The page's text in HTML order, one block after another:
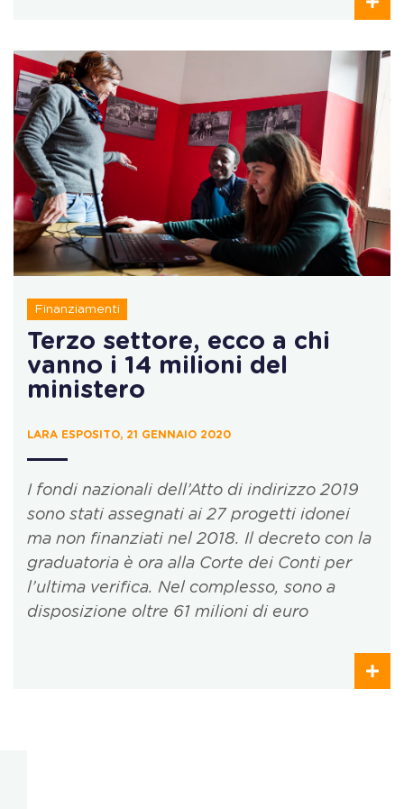
Finanziamenti
Terzo settore, ecco a chi
vanno i 14 milioni del
ministero
LARA ESPOSITO, 21 GENNAIO 2020
I fondi nazionali dell’Atto di indirizzo 2019
sono stati assegnati ai 27 progetti idonei
ma non finanziati nel 2018. Il decreto con la
graduatoria è ora alla Corte dei Conti per
l’ultima verifica. Nel complesso, sono a
disposizione oltre 61 milioni di euro